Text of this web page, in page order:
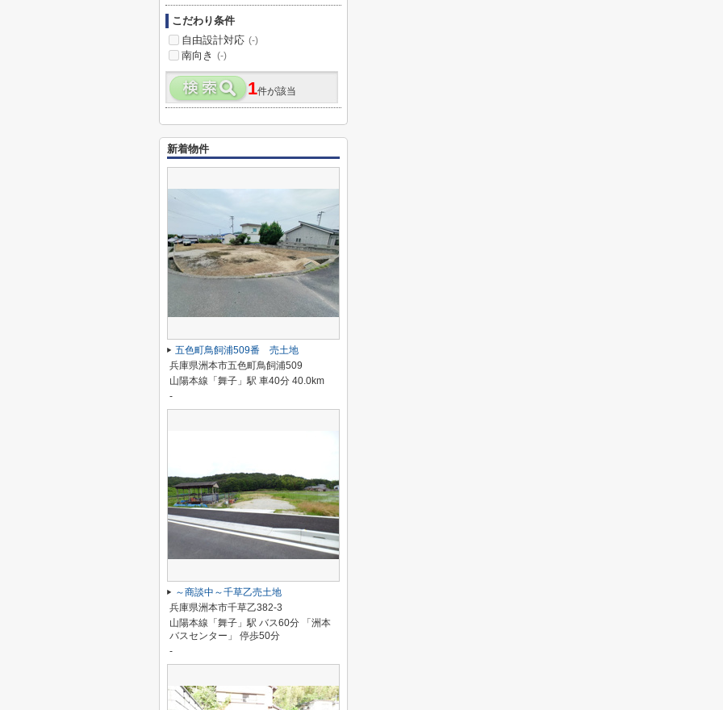
こだわり条件
自由設計対応 (-)
南向き (-)
1件が該当
新着物件
五色町鳥飼浦509番 売土地
兵庫県洲本市五色町鳥飼浦509
山陽本線「舞子」駅 車40分 40.0km
-
～商談中～千草乙売土地
兵庫県洲本市千草乙382-3
山陽本線「舞子」駅 バス60分 「洲本
バスセンター」 停歩50分
-